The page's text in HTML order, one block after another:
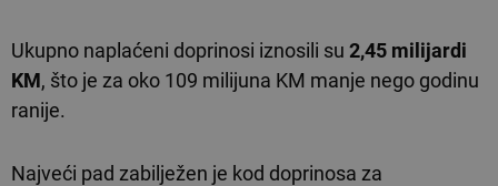
Ukupno naplaćeni doprinosi iznosili su 2,45 milijardi
KM, što je za oko 109 milijuna KM manje nego godinu
ranije.
Najveći pad zabilježen je kod doprinosa za